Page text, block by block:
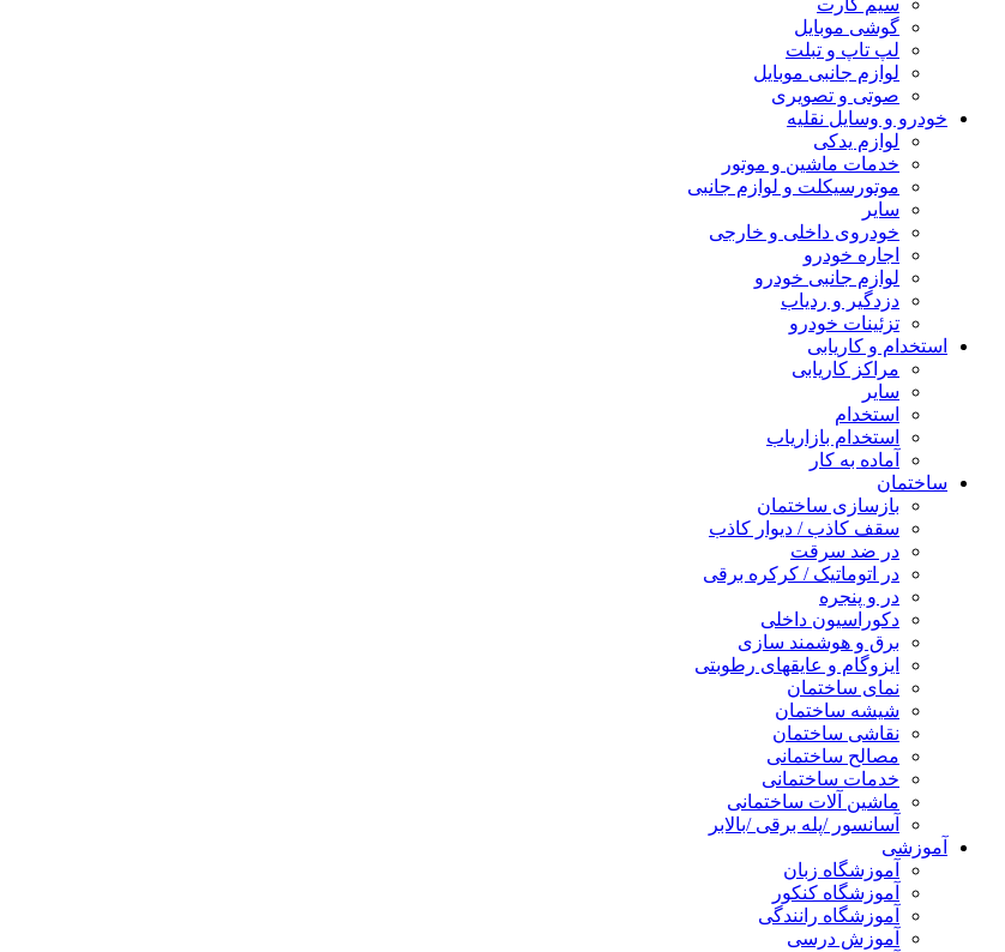
سیم کارت
گوشی موبایل
لپ تاپ و تبلت
لوازم جانبی موبایل
صوتی و تصویری
خودرو و وسایل نقلیه
لوازم یدکی
خدمات ماشین و موتور
موتورسیکلت و لوازم جانبی
سایر
خودروی داخلی و خارجی
اجاره خودرو
لوازم جانبی خودرو
دزدگیر و ردیاب
تزئینات خودرو
استخدام و کاریابی
مراکز کاریابی
سایر
استخدام
استخدام بازاریاب
آماده به کار
ساختمان
بازسازی ساختمان
سقف کاذب / دیوار کاذب
در ضد سرقت
در اتوماتیک / کرکره برقی
در و پنجره
دکوراسیون داخلی
برق و هوشمند سازی
ایزوگام و عایقهای رطوبتی
نمای ساختمان
شیشه ساختمان
نقاشی ساختمان
مصالح ساختمانی
خدمات ساختمانی
ماشین آلات ساختمانی
آسانسور /پله برقی /بالابر
آموزشی
آموزشگاه زبان
آموزشگاه کنکور
آموزشگاه رانندگی
آموزش درسی